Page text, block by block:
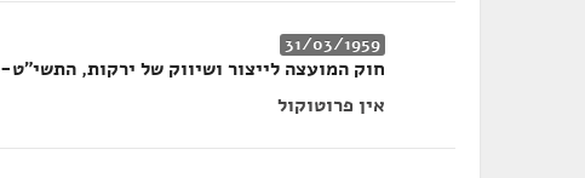
31/03/1959
חוק המועצה לייצור ושיווק של ירקות, התשי"ט-1959
אין פרוטוקול